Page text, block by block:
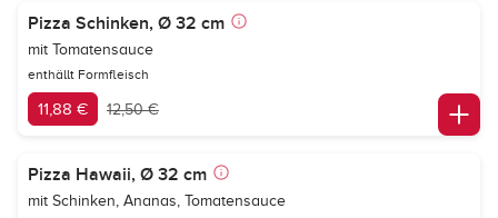
Pizza Schinken, Ø 32 cm
mit Tomatensauce
enthällt Formfleisch
11,88 € 12,50 €
Pizza Hawaii, Ø 32 cm
mit Schinken, Ananas, Tomatensauce